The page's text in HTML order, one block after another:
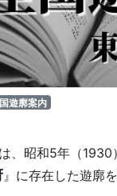
遊廓案内
、昭和5年（1930
』に存在した遊廓